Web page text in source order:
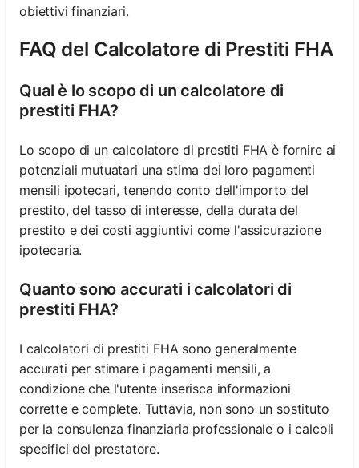
obiettivi finanziari.
FAQ del Calcolatore di Prestiti FHA
Qual è lo scopo di un calcolatore di
prestiti FHA?
Lo scopo di un calcolatore di prestiti FHA è fornire ai
potenziali mutuatari una stima dei loro pagamenti
mensili ipotecari, tenendo conto dell'importo del
prestito, del tasso di interesse, della durata del
prestito e dei costi aggiuntivi come l'assicurazione
ipotecaria.
Quanto sono accurati i calcolatori di
prestiti FHA?
I calcolatori di prestiti FHA sono generalmente
accurati per stimare i pagamenti mensili, a
condizione che l'utente inserisca informazioni
corrette e complete. Tuttavia, non sono un sostituto
per la consulenza finanziaria professionale o i calcoli
specifici del prestatore.